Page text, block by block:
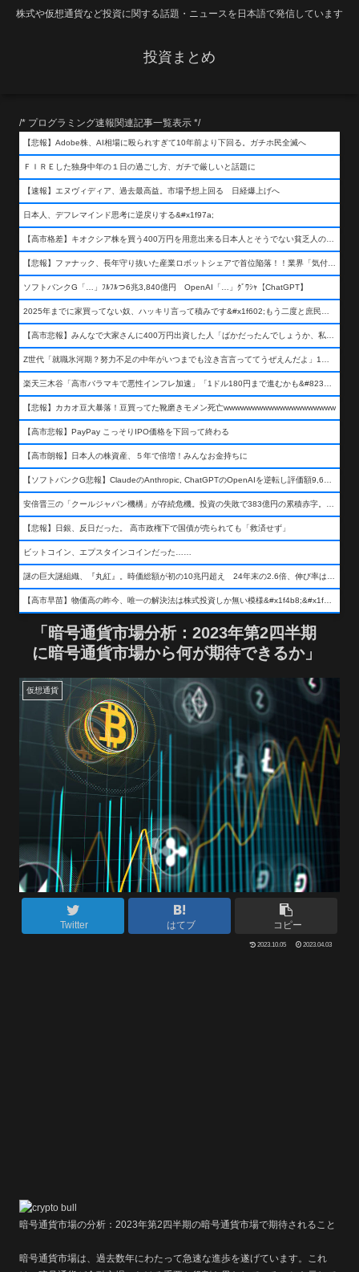
株式や仮想通貨など投資に関する話題・ニュースを日本語で発信しています
投資まとめ
/* プログラミング速報関連記事一覧表示 */
【悲報】Adobe株、AI相場に殴られすぎて10年前より下回る。ガチホ民全滅へ
ＦＩＲＥした独身中年の１日の過ごし方、ガチで厳しいと話題に
【速報】エヌヴィディア、過去最高益。市場予想上回る 日経爆上げへ
日本人、デフレマインド思考に逆戻りする&#x1f97a;
【高市格差】キオクシア株を買う400万円を用意出来る日本人とそうでない貧乏人の差が超広まるって事よ
【悲報】ファナック、長年守り抜いた産業ロボットシェアで首位陥落！！業界「気付いたら一気に抜かれていた…」
ソフトバンクG「…」ﾌﾙﾌﾙつ6兆3,840億円 OpenAI「…」ｸﾞﾜｼｬ【ChatGPT】
2025年までに家買ってない奴、ハッキリ言って積みです&#x1f602;もう二度と庶民が買える値段になりません&#x1f602;&#x1f602;&#x1f602;
【高市悲報】みんなで大家さんに400万円出資した人「ばかだったんでしょうか、私は&#x1f622;」
Z世代「就職氷河期？努力不足の中年がいつまでも泣き言言っててうぜえんだよ」1万いいね
楽天三木谷「高市バラマキで悪性インフレ加速」「1ドル180円まで進むかも&#8230;もう看過できない」
【悲報】カカオ豆大暴落！豆買ってた靴磨きモメン死亡wwwwwwwwwwwwwwwwwwww
【高市悲報】PayPay こっそりIPO価格を下回って終わる
【高市朗報】日本人の株資産、５年で倍増！みんなお金持ちに
【ソフトバンクG悲報】ClaudeのAnthropic, ChatGPTのOpenAIを逆転し評価額9,650億ドル (約154兆円) の世界一価値あるAI企業に……
安倍晋三の「クールジャパン機構」が存続危機。投資の失敗で383億円の累積赤字。2025年度決算も大赤字の可能性。責任の所在はウヤムヤ
【悲報】日銀、反日だった。 高市政権下で国債が売られても「救済せず」
ビットコイン、エプスタインコインだった……
謎の巨大謎組織、『丸紅』。時価総額が初の10兆円超え 24年末の2.6倍、伸び率は謎組織首位
【高市早苗】物価高の昨今、唯一の解決法は株式投資しか無い模様&#x1f4b8;&#x1f4b8;&#x1f4b8;
「暗号通貨市場分析：2023年第2四半期
に暗号通貨市場から何が期待できるか」
仮想通貨
Twitter はてブ コピー
2023.10.05 2023.04.03
暗号通貨市場の分析：2023年第2四半期の暗号通貨市場で期待されること
暗号通貨市場は、過去数年にわたって急速な進歩を遂げています。これ